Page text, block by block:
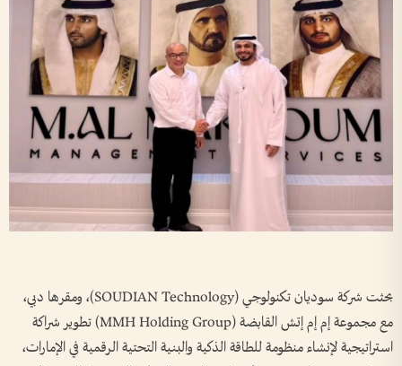
بحثت شركة سوديان تكنولوجي (SOUDIAN Technology)، ومقرها دبي،
مع مجموعة إم إم إتش القابضة (MMH Holding Group) تطوير شراكة
استراتيجية لإنشاء منظومة للطاقة الذكية والبنية التحتية الرقمية في الإمارات،